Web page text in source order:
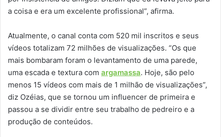
a coisa e era um excelente profissional”, afirma.
Atualmente, o canal conta com 520 mil inscritos e seus
vídeos totalizam 72 milhões de visualizações. “Os que
mais bombaram foram o levantamento de uma parede,
uma escada e textura com argamassa. Hoje, são pelo
menos 15 vídeos com mais de 1 milhão de visualizações”,
diz Ozéias, que se tornou um influencer de primeira e
passou a se dividir entre seu trabalho de pedreiro e a
produção de conteúdos.